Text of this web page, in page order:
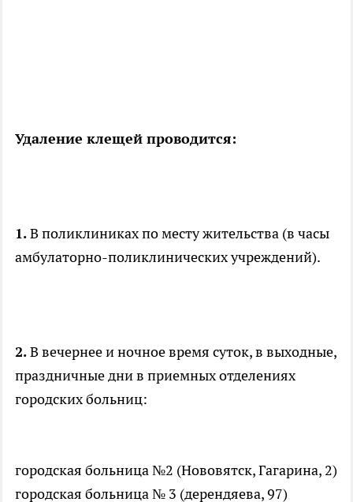
Удаление клещей проводится:
1.В поликлиниках по месту жительства (в часы
амбулаторно-поликлинических учреждений).
2.В вечернее и ночное время суток, в выходные,
праздничные дни в приемных отделениях
городских больниц:
городская больница №2 (Нововятск, Гагарина, 2)
городская больница № 3 (дерендяева, 97)